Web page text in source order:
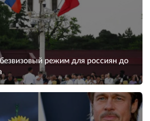
режим для россиян до